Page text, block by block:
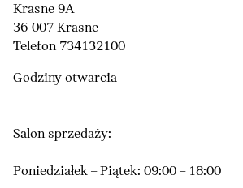
Krasne 9A
36-007 Krasne
Telefon 734132100
Godziny otwarcia
Salon sprzedaży:
Poniedziałek – Piątek: 09:00 – 18:00